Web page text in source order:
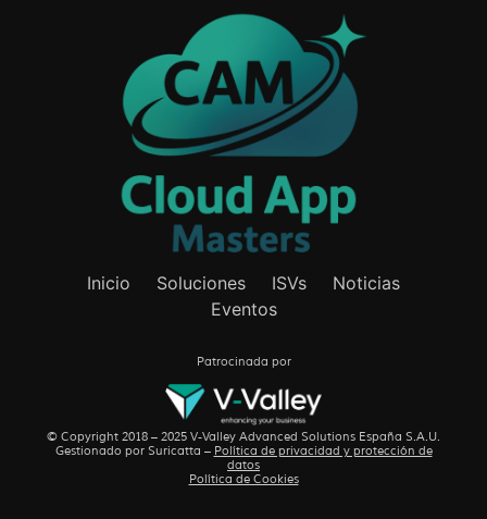
Inicio Soluciones ISVs
Noticias
Eventos
Patrocinada por
© Copyright 2018 – 2025 V-Valley Advanced Solutions España S.A.U.
Gestionado por Suricatta – Política de privacidad y protección de
datos
Política de Cookies